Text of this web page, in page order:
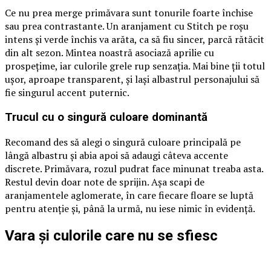
Ce nu prea merge primăvara sunt tonurile foarte închise
sau prea contrastante. Un aranjament cu Stitch pe roșu
intens și verde închis va arăta, ca să fiu sincer, parcă rătăcit
din alt sezon. Mintea noastră asociază aprilie cu
prospețime, iar culorile grele rup senzația. Mai bine ții totul
ușor, aproape transparent, și lași albastrul personajului să
fie singurul accent puternic.
Trucul cu o singură culoare dominantă
Recomand des să alegi o singură culoare principală pe
lângă albastru și abia apoi să adaugi câteva accente
discrete. Primăvara, rozul pudrat face minunat treaba asta.
Restul devin doar note de sprijin. Așa scapi de
aranjamentele aglomerate, în care fiecare floare se luptă
pentru atenție și, până la urmă, nu iese nimic în evidență.
Vara și culorile care nu se sfiesc